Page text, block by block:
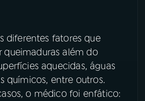
diferentes fatores que
queimaduras além do
aquecidas, águas
químicos, entre outros.
o médico foi enfático: